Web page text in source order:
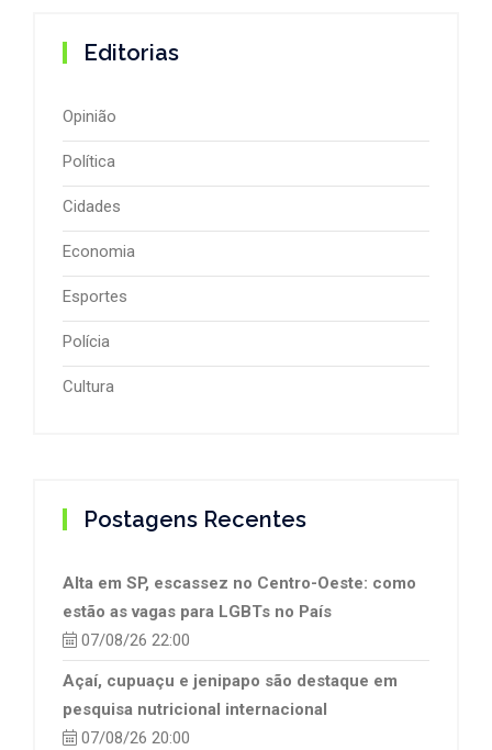
Editorias
Opinião
Política
Cidades
Economia
Esportes
Polícia
Cultura
Postagens Recentes
Alta em SP, escassez no Centro-Oeste: como
estão as vagas para LGBTs no País
07/08/26 22:00
Açaí, cupuaçu e jenipapo são destaque em
pesquisa nutricional internacional
07/08/26 20:00